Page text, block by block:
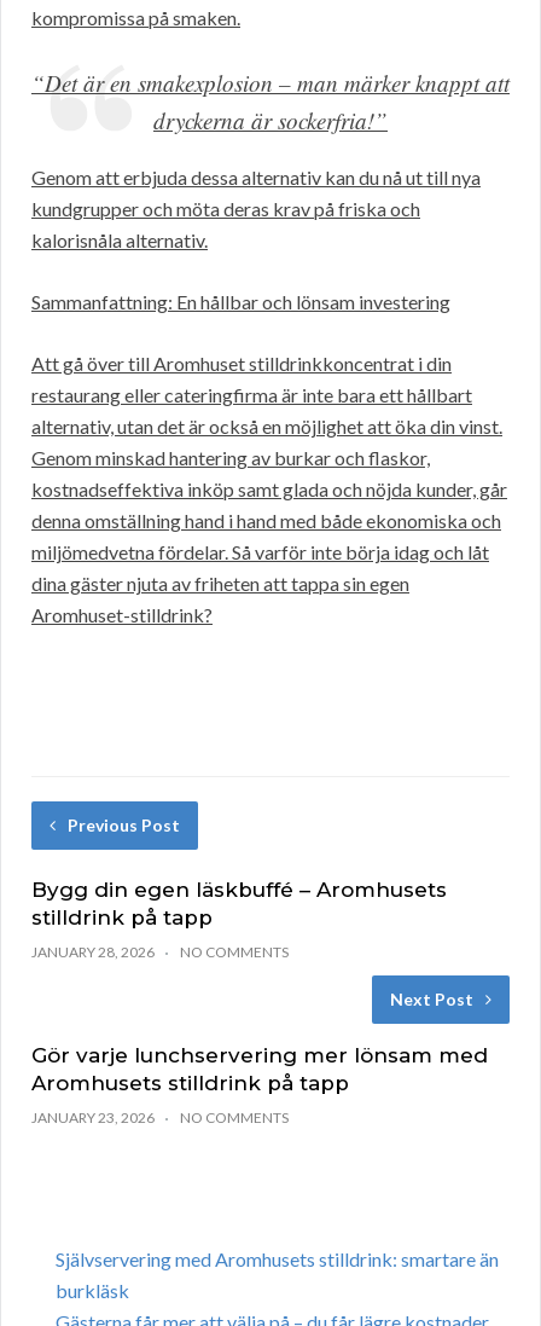
kompromissa på smaken.
“Det är en smakexplosion – man märker knappt att
dryckerna är sockerfria!”
Genom att erbjuda dessa alternativ kan du nå ut till nya
kundgrupper och möta deras krav på friska och
kalorisnåla alternativ.
Sammanfattning: En hållbar och lönsam investering
Att gå över till Aromhuset stilldrinkkoncentrat i din
restaurang eller cateringfirma är inte bara ett hållbart
alternativ, utan det är också en möjlighet att öka din vinst.
Genom minskad hantering av burkar och flaskor,
kostnadseffektiva inköp samt glada och nöjda kunder, går
denna omställning hand i hand med både ekonomiska och
miljömedvetna fördelar. Så varför inte börja idag och låt
dina gäster njuta av friheten att tappa sin egen
Aromhuset-stilldrink?
Previous Post
Bygg din egen läskbuffé – Aromhusets
stilldrink på tapp
JANUARY 28, 2026 NO COMMENTS
Next Post
Gör varje lunchservering mer lönsam med
Aromhusets stilldrink på tapp
JANUARY 23, 2026 NO COMMENTS
Självservering med Aromhusets stilldrink: smartare än
burkläsk